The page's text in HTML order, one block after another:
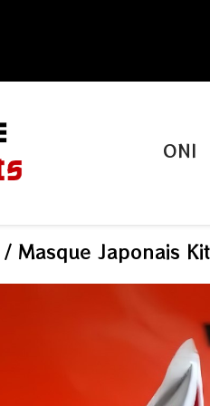
ONI
/ Masque Japonais